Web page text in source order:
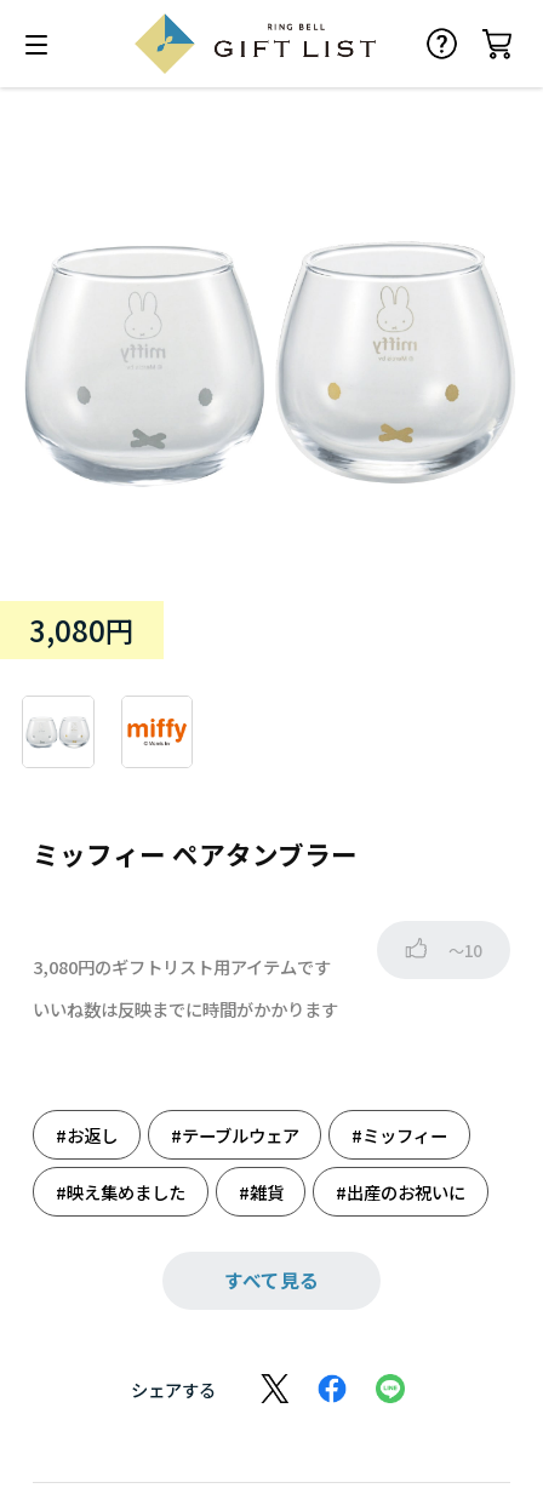
ミッフィー ペアタンブラー
3,080円
3,080円のギフトリスト用アイテムです
～10
いいね数は反映までに時間がかかります
#お返し #テーブルウェア #ミッフィー
#映え集めました #雑貨 #出産のお祝いに
すべて見る
シェアする